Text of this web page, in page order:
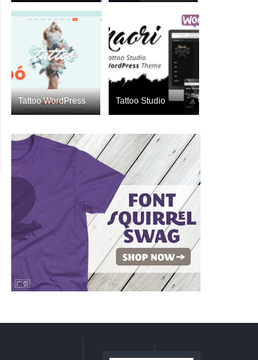
Designer Pro
Nulled
Лучший плаг
Tattoo WordPress
Nulled
Tattoo Studio
Nulled
2260020